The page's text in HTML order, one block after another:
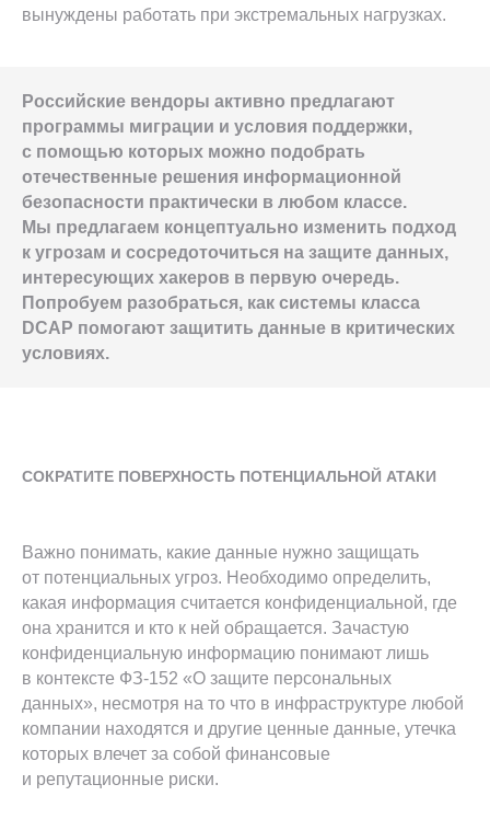
вынуждены работать при экстремальных нагрузках.
Российские вендоры активно предлагают
программы миграции и условия поддержки,
с помощью которых можно подобрать
отечественные решения информационной
безопасности практически в любом классе.
Мы предлагаем концептуально изменить подход
к угрозам и сосредоточиться на защите данных,
интересующих хакеров в первую очередь.
Попробуем разобраться, как системы класса
DCAP помогают защитить данные в критических
условиях.
СОКРАТИТЕ ПОВЕРХНОСТЬ ПОТЕНЦИАЛЬНОЙ АТАКИ
Важно понимать, какие данные нужно защищать
от потенциальных угроз. Необходимо определить,
какая информация считается конфиденциальной, где
она хранится и кто к ней обращается. Зачастую
конфиденциальную информацию понимают лишь
в контексте ФЗ-152 «О защите персональных
данных», несмотря на то что в инфраструктуре любой
компании находятся и другие ценные данные, утечка
которых влечет за собой финансовые
и репутационные риски.